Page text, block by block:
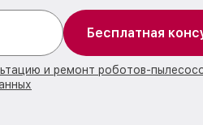
Бесплатная
и ремонт роботов-